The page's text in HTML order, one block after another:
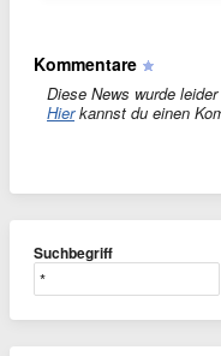
Kommentare
Diese News wurde
Hierkannst du einen
Suchbegriff